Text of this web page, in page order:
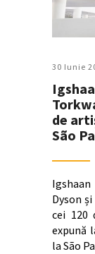
30 Iunie
de
São
Dyson
cei 120
expună
la São